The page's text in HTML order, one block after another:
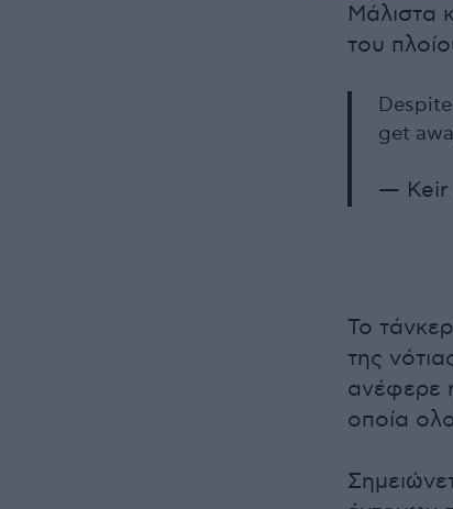
Μάλιστα
του
get
— Keir
Το
της
ανέφερε
οποία